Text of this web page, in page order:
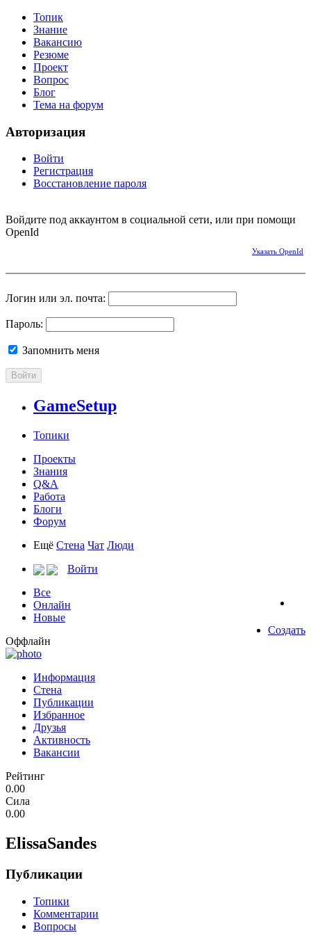
Топик
Знание
Вакансию
Резюме
Проект
Вопрос
Блог
Тема на форум
Авторизация
Войти
Регистрация
Восстановление пароля
Войдите под аккаунтом в социальной сети, или при помощи
OpenId
Указать OpenId
Логин или эл. почта:
Пароль:
Запомнить меня
Войти
GameSetup
Топики
Проекты
Знания
Q&A
Работа
Блоги
Форум
Ещё Стена Чат Люди
Войти
Все
Онлайн
Новые
Создать
Оффлайн
Информация
Стена
Публикации
Избранное
Друзья
Активность
Вакансии
Рейтинг
0.00
Сила
0.00
ElissaSandes
Публикации
Топики
Комментарии
Вопросы